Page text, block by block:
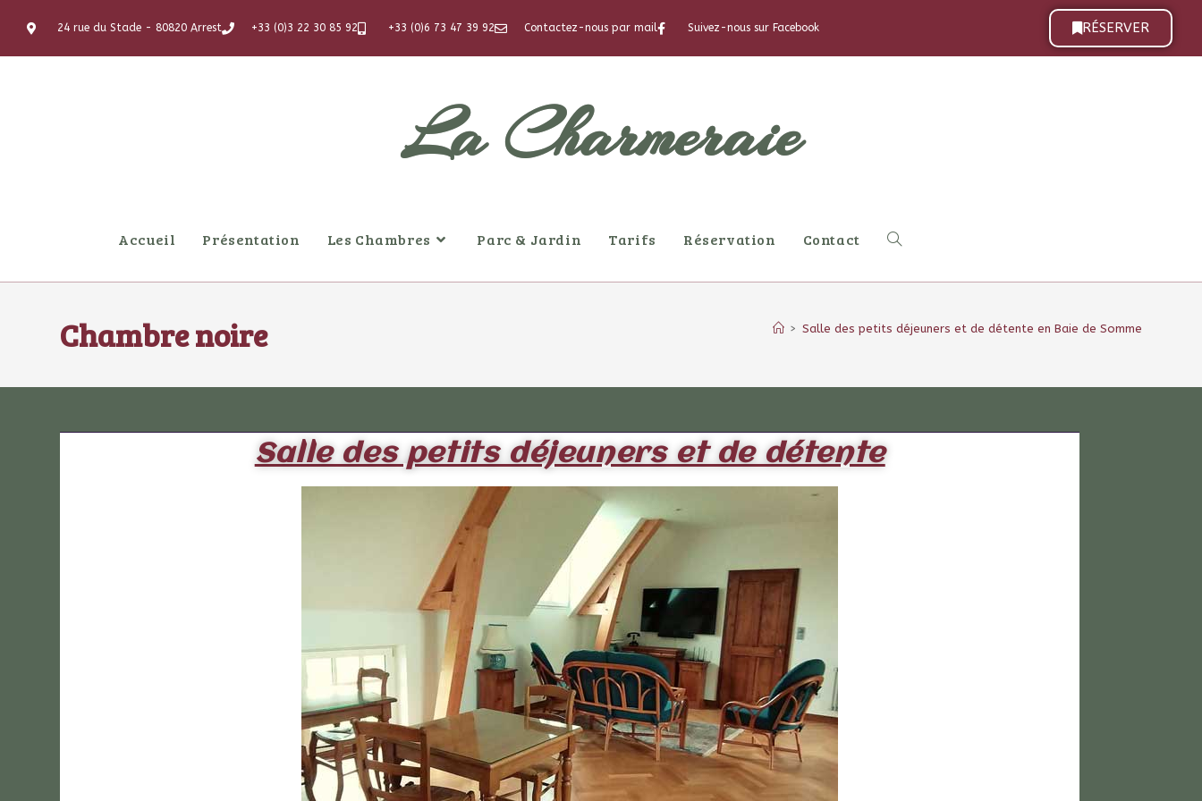
Nous tenons à votre disposition une liste de Restaurateurs. Il n'est pas autorisé d'amener et de consommer un repas sur place. Merci de votre compréhension.
24 rue du Stade - 80820 Arrest +33 (0)3 22 30 85 92 +33 (0)6 73 47 39 92 Contactez-nous par mail Suivez-nous sur Facebook RÉSERVER
La Charmeraie
Accueil Présentation Les Chambres Parc & Jardin Tarifs Réservation Contact
Chambre noire > Salle des petits déjeuners et de détente en Baie de Somme
Salle des petits déjeuners et de détente